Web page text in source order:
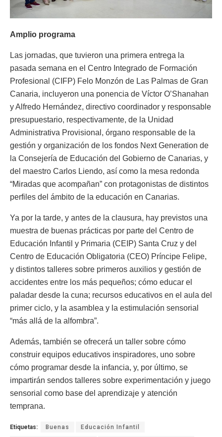
Amplio programa
Las jornadas, que tuvieron una primera entrega la
pasada semana en el Centro Integrado de Formación
Profesional (CIFP) Felo Monzón de Las Palmas de Gran
Canaria, incluyeron una ponencia de Víctor O’Shanahan
y Alfredo Hernández, directivo coordinador y responsable
presupuestario, respectivamente, de la Unidad
Administrativa Provisional, órgano responsable de la
gestión y organización de los fondos Next Generation de
la Consejería de Educación del Gobierno de Canarias, y
del maestro Carlos Liendo, así como la mesa redonda
“Miradas que acompañan” con protagonistas de distintos
perfiles del ámbito de la educación en Canarias.
Ya por la tarde, y antes de la clausura, hay previstos una
muestra de buenas prácticas por parte del Centro de
Educación Infantil y Primaria (CEIP) Santa Cruz y del
Centro de Educación Obligatoria (CEO) Príncipe Felipe,
y distintos talleres sobre primeros auxilios y gestión de
accidentes entre los más pequeños; cómo educar el
paladar desde la cuna; recursos educativos en el aula del
primer ciclo, y la asamblea y la estimulación sensorial
“más allá de la alfombra”.
Además, también se ofrecerá un taller sobre cómo
construir equipos educativos inspiradores, uno sobre
cómo programar desde la infancia, y, por último, se
impartirán sendos talleres sobre experimentación y juego
sensorial como base del aprendizaje y atención
temprana.
Etiquetas: Buenas Educación Infantil